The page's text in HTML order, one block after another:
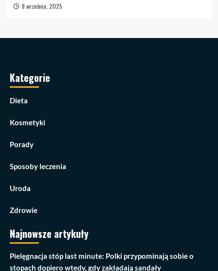
8 września, 2025
Kategorie
Dieta
Kosmetyki
Porady
Sposoby leczenia
Uroda
Zdrowie
Najnowsze artykuły
Pielęgnacja stóp last minute: Polki przypominają sobie o
stopach dopiero wtedy, gdy zakładają sandały